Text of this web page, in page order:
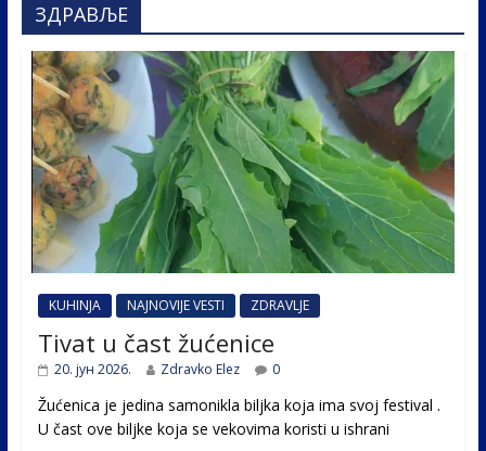
ЗДРАВЉЕ
KUHINJA NAJNOVIJE VESTI ZDRAVLJE
Tivat u čast žućenice
20. јун 2026. Zdravko Elez 0
Žućenica je jedina samonikla biljka koja ima svoj festival .
U čast ovе biljke koja se vekovima koristi u ishrani